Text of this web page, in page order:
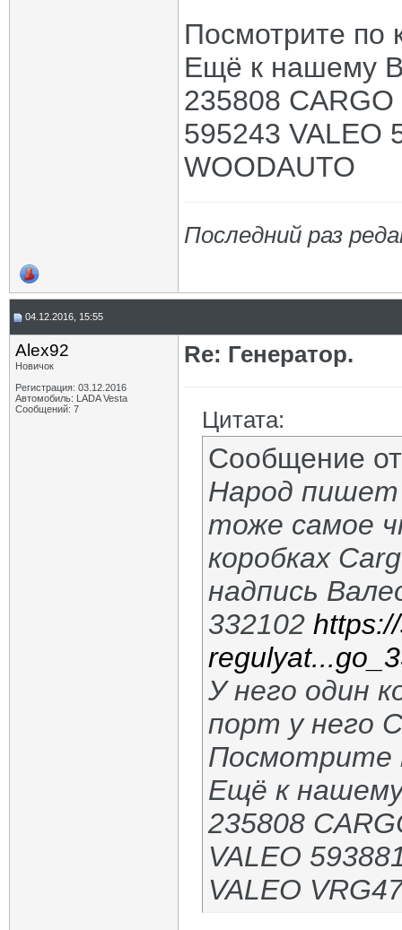
Посмотрите по
Ещё к нашему
235808
595243 VALEO
WOODAUTO
Последний раз
04.12.2016, 15:55
Alex92
Новичок
Регистрация: 03.12.2016
Автомобиль: LADA Vesta
Сообщений: 7
Re: Генератор.
Цитата:
Сообщение
Народ
тоже самое
коробках
надпись
332102
У него один
порт у него
Посмотрите
Ещё к
235808
VALEO
VALEO